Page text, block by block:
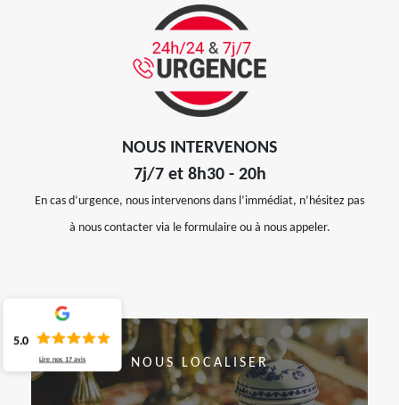
NOUS INTERVENONS
7j/7 et 8h30 - 20h
En cas d’urgence, nous intervenons dans l’immédiat, n’hésitez pas
à nous contacter via le formulaire ou à nous appeler.
NOUS LOCALISER
5.0
Lire nos 17 avis